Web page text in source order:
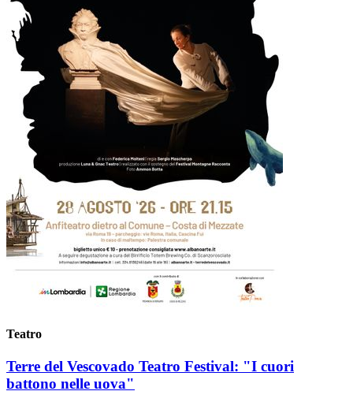
Teatro
Terre del Vescovado Teatro Festival: "I cuori
battono nelle uova"